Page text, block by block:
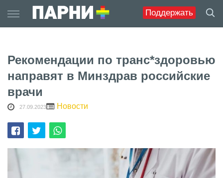
Поддержать
to
content
Рекомендации по транс*здоровью
направят в Минздрав российские
врачи
27.09.2023 Новости